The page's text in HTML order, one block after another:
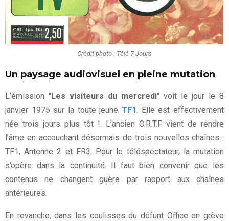
Crédit photo : Télé 7 Jours
Un paysage audiovisuel en pleine mutation
L’émission "Les visiteurs du mercredi" voit le jour le 8
janvier 1975 sur la toute jeune TF1
. Elle est effectivement
née trois jours plus tôt !. L’ancien O.R.T.F vient de rendre
l’âme en accouchant désormais de trois nouvelles chaînes :
TF1, Antenne 2 et FR3. Pour le téléspectateur, la mutation
s’opère dans la continuité. Il faut bien convenir que les
contenus ne changent guère par rapport aux chaînes
antérieures.
En revanche, dans les coulisses du défunt Office en grève